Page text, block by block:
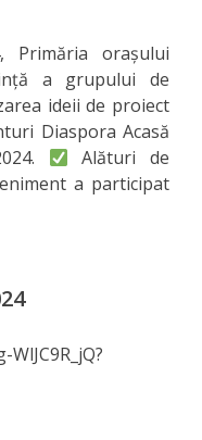
Primăria orașului
a grupului de
ideii de proiect
Diaspora Acasă
Alături de
a participat